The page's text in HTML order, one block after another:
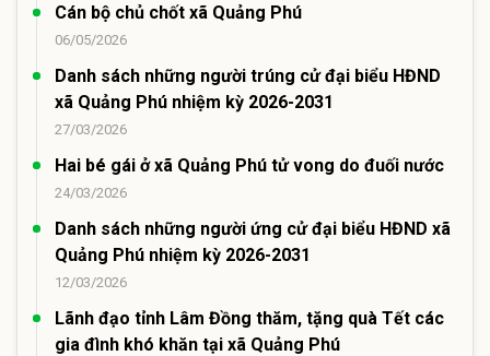
Cán bộ chủ chốt xã Quảng Phú
06/05/2026
Danh sách những người trúng cử đại biểu HĐND
xã Quảng Phú nhiệm kỳ 2026-2031
27/03/2026
Hai bé gái ở xã Quảng Phú tử vong do đuối nước
24/03/2026
Danh sách những người ứng cử đại biểu HĐND xã
Quảng Phú nhiệm kỳ 2026-2031
12/03/2026
Lãnh đạo tỉnh Lâm Đồng thăm, tặng quà Tết các
gia đình khó khăn tại xã Quảng Phú